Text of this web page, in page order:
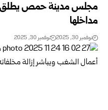
مجلس مدينة حمص يطلق
مداخلها
نوفمبر 30, 2025 نوفمبر 30, 2025